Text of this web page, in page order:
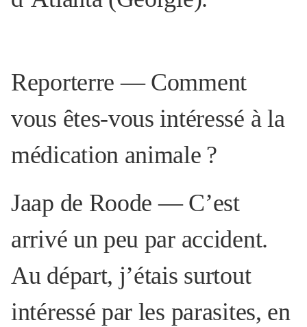
Reporterre — Comment
vous êtes-vous intéressé à la
médication animale ?
Jaap de Roode — C’est
arrivé un peu par accident.
Au départ, j’étais surtout
intéressé par les parasites, en